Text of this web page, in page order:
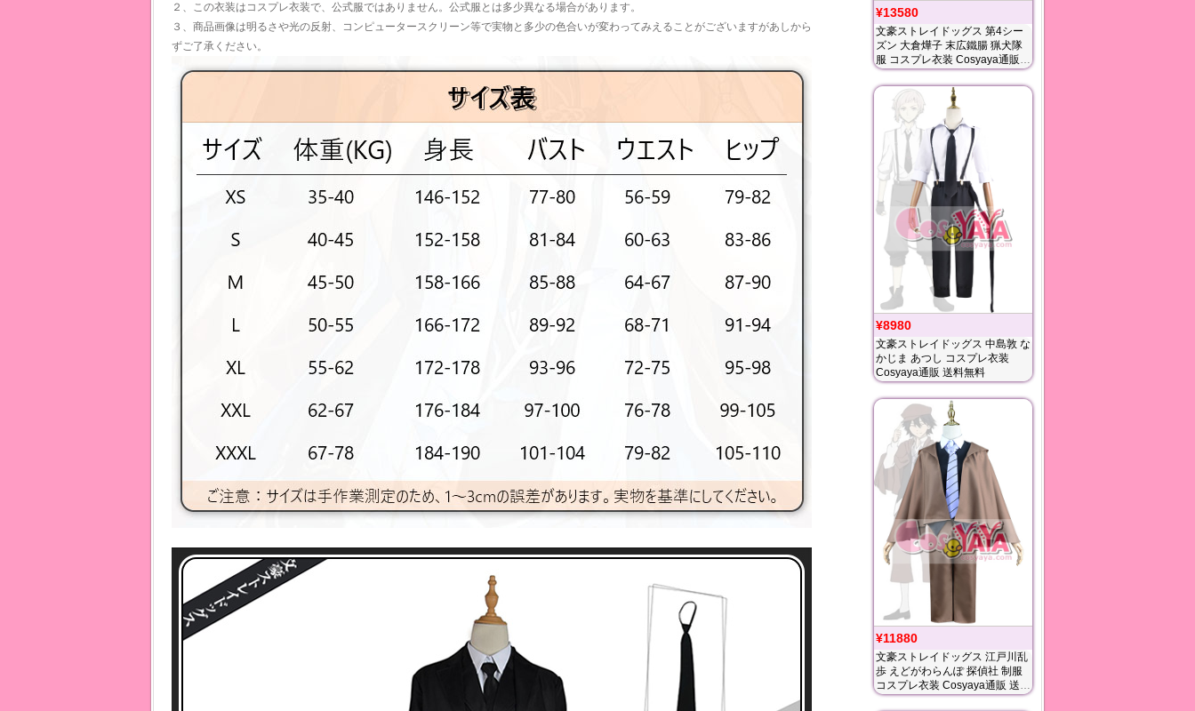
２、この衣装はコスプレ衣装で、公式服ではありません。公式服とは多少異なる場合があります。
３、商品画像は明るさや光の反射、コンピュータースクリーン等で実物と多少の色合いが変わってみえることがございますがあしから
ずご了承ください。
¥13580
文豪ストレイドッグス 第4シー
ズン 大倉燁子 末広鐵腸 猟犬隊
服 コスプレ衣装 Cosyaya通販
送料無料
¥8980
文豪ストレイドッグス 中島敦 な
かじま あつし コスプレ衣装
Cosyaya通販 送料無料
¥11880
文豪ストレイドッグス 江戸川乱
歩 えどがわらんぽ 探偵社 制服
コスプレ衣装 Cosyaya通販 送料
無料